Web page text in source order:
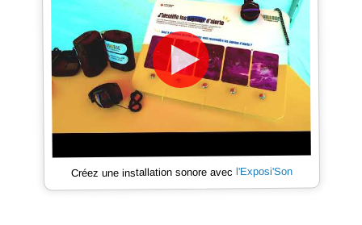
Créez une installation sonore avecl'Exposi'Son